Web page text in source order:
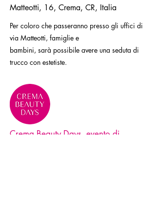
Matteotti, 16, Crema, CR, Italia
Per coloro che passeranno presso gli uffici di
via Matteotti, famiglie e
bambini, sarà possibile avere una seduta di
trucco con estetiste.
Crema Beauty Days, evento di